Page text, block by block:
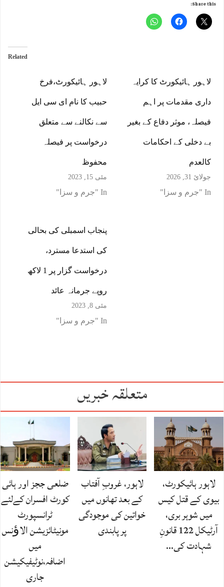
Share this:
Related
لاہور ہائیکورٹ،فرخ
حبیب کا نام ای سی ایل
سے نکالنے سے متعلق
درخواست پر فیصلہ
محفوظ
مئی 15, 2023
In "جرم و سزا"
لاہور ہائیکورٹ کا کرایہ
داری مقدمات پر اہم
فیصلہ، موثر دفاع کے بغیر
بے دخلی کے احکامات
کالعدم
جولائ 31, 2026
In "جرم و سزا"
پنجاب اسمبلی کی بحالی
کی استدعا مسترد،
درخواست گزار پر 1 لاکھ
روپے جرمانہ عائد
مئی 8, 2023
In "جرم و سزا"
متعلقہ خبریں
لاہور ہائیکورٹ،
بیوی کے قتل کیس
میں شوہر بری،
آرٹیکل 122 قانونِ
شہادت کی…
لاہور، غروبِ آفتاب
کے بعد تھانوں میں
خواتین کی موجودگی
پر پابندی
ضلعی ججز اور ہائی
کورٹ افسران کےلئے
ٹرانسپورٹ
مونیٹائزیشن الاﺅنس
میں
اضافہ،نوٹیفیکیشن
جاری